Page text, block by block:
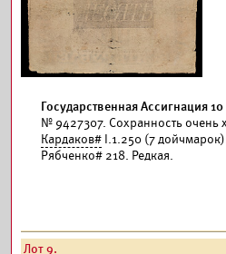
Государственная Ассигнация
№ 9427307. Сохранность очень
Кардаков# I.1.250 (7
Рябченко# 218. Редкая.
Лот 9.